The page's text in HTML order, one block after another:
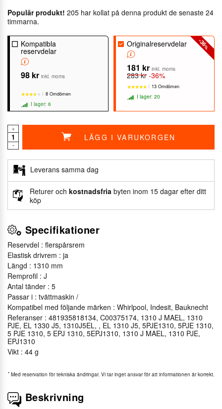
Populär produkt! 205 har kollat på denna produkt de senaste 24
timmarna.
Kompatibla
reservdelar
98 kr inkl. moms
8 Omdömen
I lager: 6
-36
%
Originalreservdelar
181 kr inkl. moms
283 kr -36%
★★★★★
★★★★★
13 Omdömen
I lager: 20
+
-
LÄGG I VARUKORGEN
Leverans samma dag
Returer ochkostnadsfria byten inom 15 dagar efter ditt
köp
Specifikationer
Reservdel : flerspårsrem
Elastisk drivrem : ja
Längd : 1310 mm
Remprofil : J
Antal tänder : 5
Passar i : tvättmaskin /
Kompatibel med följande märken : Whirlpool, Indesit, Bauknecht
Referanser : 481935818134, C00375174, 1310 J MAEL, 1310
PJE, EL 1330 J5, 1310J5EL, , EL 1310 J5, 5PJE1310, 5PJE 1310,
5 PJE 1310, 5 EPJ 1310, 5EPJ1310, 1310 J MAEL, 1310 PJE,
EPJ1310
Vikt : 44 g
* Med reservation för tekniska ändringar. Vi tar inget ansvar för att informationen är korrekt.
Beskrivning